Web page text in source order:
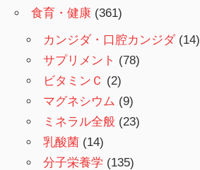
食育・健康 (361)
カンジダ・口腔カンジダ(14)
サプリメント (78)
ビタミンＣ (2)
マグネシウム (9)
ミネラル全般 (23)
乳酸菌 (14)
分子栄養学 (135)